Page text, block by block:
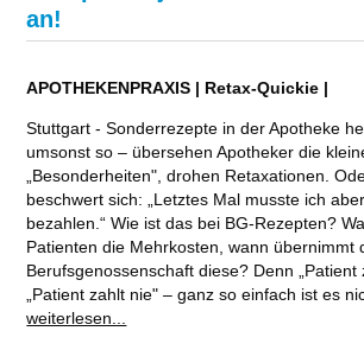
an!
APOTHEKENPRAXIS | Retax-Quickie |
Stuttgart - Sonderrezepte in der Apotheke
umsonst so – übersehen Apotheker die
„Besonderheiten", drohen Retaxationen.
beschwert sich: „Letztes Mal musste ich
bezahlen.“ Wie ist das bei BG-Rezepten?
Patienten die Mehrkosten, wann übernimmt
Berufsgenossenschaft diese? Denn
„Patient zahlt nie" – ganz so einfach ist es
weiterlesen...